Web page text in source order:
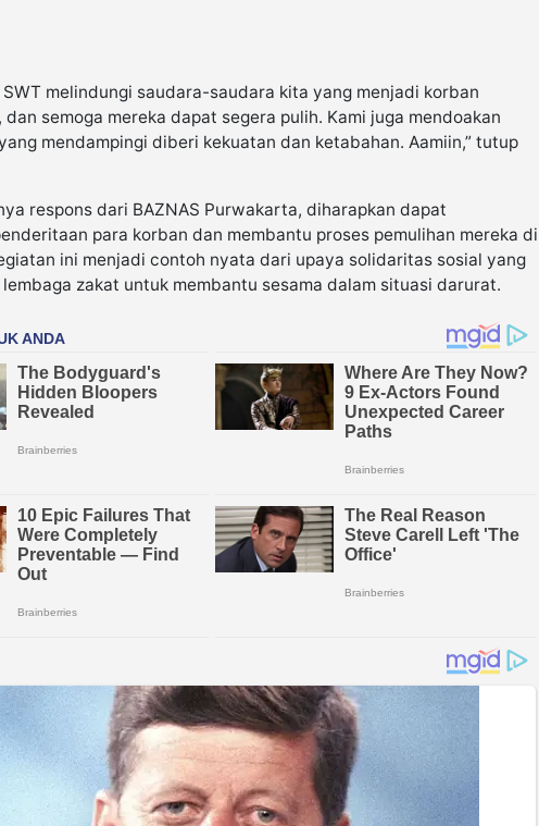
SWT melindungi saudara-saudara kita yang menjadi korban
dan semoga mereka dapat segera pulih. Kami juga mendoakan
mendampingi diberi kekuatan dan ketabahan. Aamiin,” tutup
respons dari BAZNAS Purwakarta, diharapkan dapat
para korban dan membantu proses pemulihan mereka di
ini menjadi contoh nyata dari upaya solidaritas sosial yang
zakat untuk membantu sesama dalam situasi darurat.